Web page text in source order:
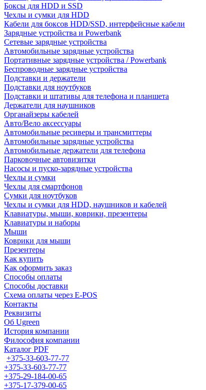
Боксы для HDD и SSD
Чехлы и сумки для HDD
Кабели для боксов HDD/SSD, интерфейсные кабели
Зарядные устройства и Powerbank
Сетевые зарядные устройства
Автомобильные зарядные устройства
Портативные зарядные устройства / Powerbank
Беспроводные зарядные устройства
Подставки и держатели
Подставки для ноутбуков
Подставки и штативы для телефона и планшета
Держатели для наушников
Органайзеры кабелей
Авто/Вело аксессуары
Автомобильные ресиверы и трансмиттеры
Автомобильные зарядные устройства
Автомобильные держатели для телефона
Парковочные автовизитки
Насосы и пуско-зарядные устройства
Чехлы и сумки
Чехлы для смартфонов
Сумки для ноутбуков
Чехлы и сумки для HDD, наушников и кабелей
Клавиатуры, мыши, коврики, презентеры
Клавиатуры и наборы
Мыши
Коврики для мыши
Презентеры
Как купить
Как оформить заказ
Способы оплаты
Способы доставки
Схема оплаты через E-POS
Контакты
Реквизиты
Об Ugreen
История компании
Философия компании
Каталог PDF
+375-33-603-77-77
+375-33-603-77-77
+375-29-184-00-65
+375-17-379-00-65